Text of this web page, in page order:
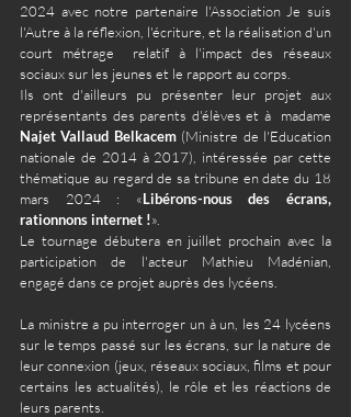
2024 avec notre partenaire l'Association Je suis
l'Autre à la réflexion, l'écriture, et la réalisation d'un
court métrage  relatif à l'impact des réseaux
sociaux sur les jeunes et le rapport au corps.
Ils ont d'ailleurs pu présenter leur projet aux
Najet Vallaud Belkacem (Ministre de l'Education
nationale de 2014 à 2017), intéressée par cette
thématique au regard de sa tribune en date du 18
mars 2024 : «Libérons-nous des écrans,
rationnons internet !».
Le tournage débutera en juillet prochain avec la
participation de l'acteur Mathieu Madénian,
engagé dans ce projet auprès des lycéens.
La ministre a pu interroger un à un, les 24 lycéens
sur le temps passé sur les écrans, sur la nature de
leur connexion (jeux, réseaux sociaux, films et pour
certains les actualités), le rôle et les réactions de
leurs parents.